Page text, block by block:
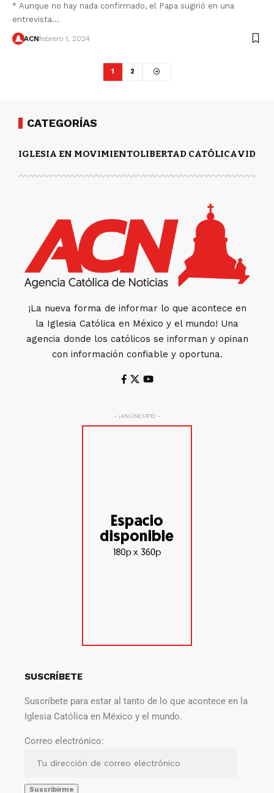
* Aunque no hay nada confirmado, el Papa sugirió en una
entrevista…
ACNfebrero 1, 2024
1 2
CATEGORÍAS
IGLESIA EN MOVIMIENTOLIBERTAD CATÓLICAVIDA
¡La nueva forma de informar lo que acontece en
la Iglesia Católica en México y el mundo! Una
agencia donde los católicos se informan y opinan
con información confiable y oportuna.
- ¡ANÚNCIATE! -
SUSCRÍBETE
Suscríbete para estar al tanto de lo que acontece en la
Iglesia Católica en México y el mundo.
Correo electrónico: